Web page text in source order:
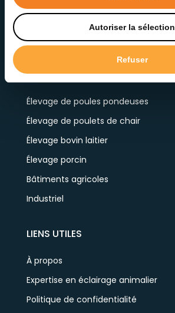
Autoriser la sélection
Refuser
« >PRODUITS PAR APPLICATION
Élevage de poules pondeuses
Élevage de poulets de chair
Élevage bovin laitier
Élevage porcin
Bâtiments agricoles
Industriel
LIENS UTILES
À propos
Expertise en éclairage animalier
Politique de confidentialité